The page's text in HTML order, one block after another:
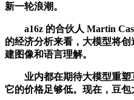
新一轮浪潮。
a16z 的合伙人 Martin
的经济分析来看，大模型将
建图像和语言理解。
业内都在期待大模型重塑
它的价格足够低。现在，豆包